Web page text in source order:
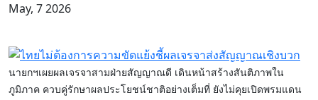
May, 7 2026
นายกฯเผยผลเจรจาสามฝ่ายสัญญาณดี เดินหน้าสร้างสันติภาพใน
ภูมิภาค ควบคู่รักษาผลประโยชน์ชาติอย่างเต็มที่ ยังไม่คุยเปิดพรมแดน